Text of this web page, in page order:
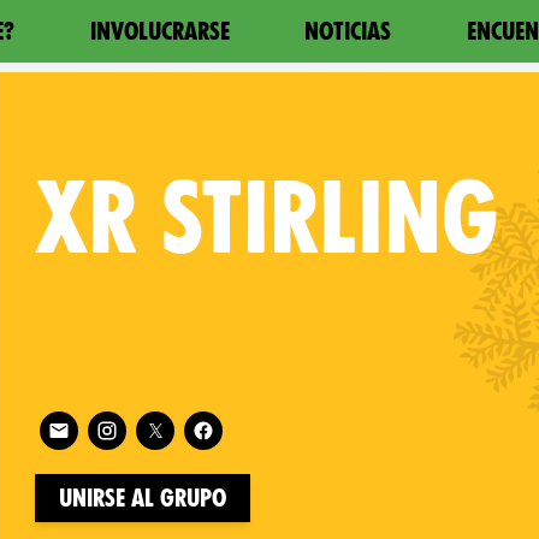
INVOLUCRARSE NOTICIAS
XR STIRLING
Follow XR Stirling on
Unirse al grupo